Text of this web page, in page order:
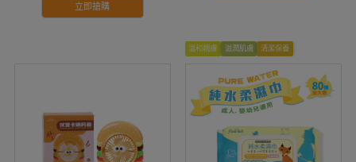
立即搶購
溫和親膚 滋潤肌膚 清潔保養